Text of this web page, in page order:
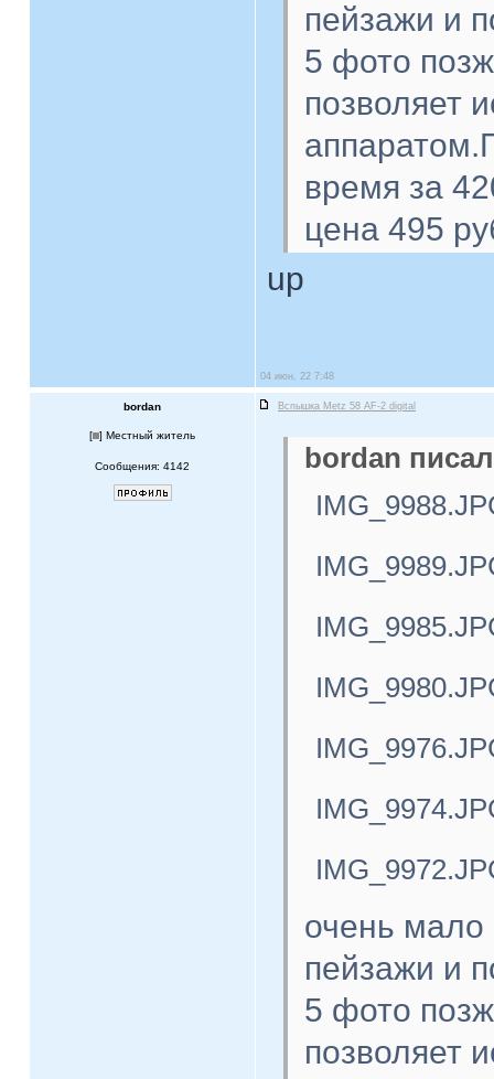
пейзажи и
5 фото
позволяет
время за
цена 495
up
04 июн, 22 7:48
bordan Вспышка Metz 58 AF-2 digital
[ ] Местный житель
Сообщения: 4142
bordan
очень мало
пейзажи и
5 фото
позволяет